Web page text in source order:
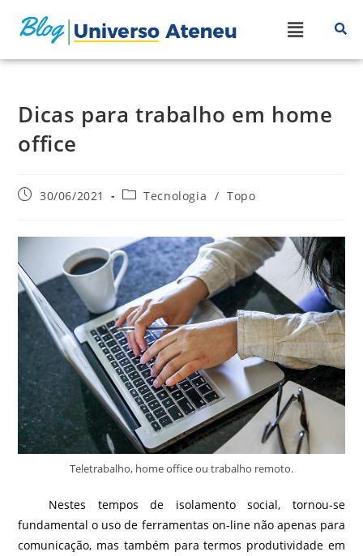
Dicas para trabalho em home
office
30/06/2021 Tecnologia / Topo
Teletrabalho, home office ou trabalho remoto.
Nestes tempos de isolamento social, tornou-se
fundamental o uso de ferramentas on-line não apenas para
comunicação, mas também para termos produtividade em